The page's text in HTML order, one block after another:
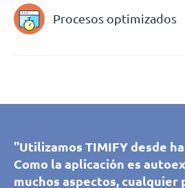
Procesos optimizados
"Gracias a TIMIFY, nuestros
prospectos pueden reservar
nuestros asesores de
"Utilizamos TIMIFY desde
Como la aplicación es
muchos aspectos, cualquier
"TIMIFY nos ayuda a
citas en varios idiomas, lo
"Gracias a TIMIFY, nuestros
prospectos pueden reservar
nuestros asesores de
"Utilizamos TIMIFY desde
Como la aplicación es
muchos aspectos, cualquier